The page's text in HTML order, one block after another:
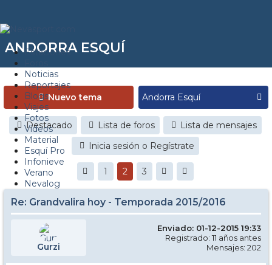
Estaciones
Noticias
Reportajes
Blogs
Viajes
Fotos
Videos
Material
Esquí Pro
Infonieve
Verano
Nevalog
ANDORRA ESQUÍ
Nuevo tema
Destacado Lista de foros
Lista de mensajes
Inicia sesión o Regístrate
1 2 3
Re: Grandvalira hoy - Temporada 2015/2016
Gurzi
Enviado: 01-12-2015 19:33
Registrado: 11 años antes
Mensajes: 202